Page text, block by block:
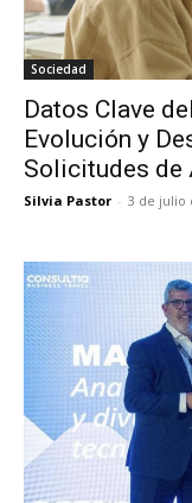
Sociedad
Datos Clave
Evolución y
Solicitudes de
Silvia Pastor - 3 de julio